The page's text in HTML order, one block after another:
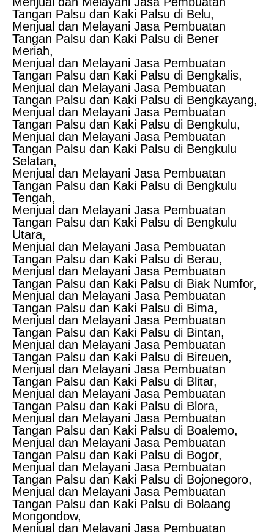
Tangan Palsu dan Kaki Palsu di Belu,
Menjual dan Melayani Jasa Pembuatan
Tangan Palsu dan Kaki Palsu di Bener
Meriah,
Menjual dan Melayani Jasa Pembuatan
Tangan Palsu dan Kaki Palsu di Bengkalis,
Menjual dan Melayani Jasa Pembuatan
Tangan Palsu dan Kaki Palsu di Bengkayang,
Menjual dan Melayani Jasa Pembuatan
Tangan Palsu dan Kaki Palsu di Bengkulu,
Menjual dan Melayani Jasa Pembuatan
Tangan Palsu dan Kaki Palsu di Bengkulu
Selatan,
Menjual dan Melayani Jasa Pembuatan
Tangan Palsu dan Kaki Palsu di Bengkulu
Tengah,
Menjual dan Melayani Jasa Pembuatan
Tangan Palsu dan Kaki Palsu di Bengkulu
Utara,
Menjual dan Melayani Jasa Pembuatan
Tangan Palsu dan Kaki Palsu di Berau,
Menjual dan Melayani Jasa Pembuatan
Tangan Palsu dan Kaki Palsu di Biak Numfor,
Menjual dan Melayani Jasa Pembuatan
Tangan Palsu dan Kaki Palsu di Bima,
Menjual dan Melayani Jasa Pembuatan
Tangan Palsu dan Kaki Palsu di Bintan,
Menjual dan Melayani Jasa Pembuatan
Tangan Palsu dan Kaki Palsu di Bireuen,
Menjual dan Melayani Jasa Pembuatan
Tangan Palsu dan Kaki Palsu di Blitar,
Menjual dan Melayani Jasa Pembuatan
Tangan Palsu dan Kaki Palsu di Blora,
Menjual dan Melayani Jasa Pembuatan
Tangan Palsu dan Kaki Palsu di Boalemo,
Menjual dan Melayani Jasa Pembuatan
Tangan Palsu dan Kaki Palsu di Bogor,
Menjual dan Melayani Jasa Pembuatan
Tangan Palsu dan Kaki Palsu di Bojonegoro,
Menjual dan Melayani Jasa Pembuatan
Tangan Palsu dan Kaki Palsu di Bolaang
Mongondow,
Menjual dan Melayani Jasa Pembuatan